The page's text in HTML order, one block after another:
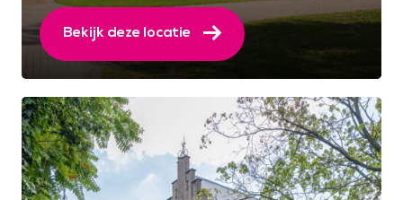
Bekijk deze locatie